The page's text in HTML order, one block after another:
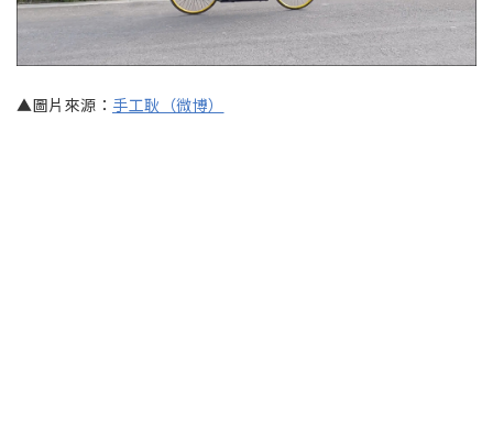
▲圖片來源： 手工耿（微博）